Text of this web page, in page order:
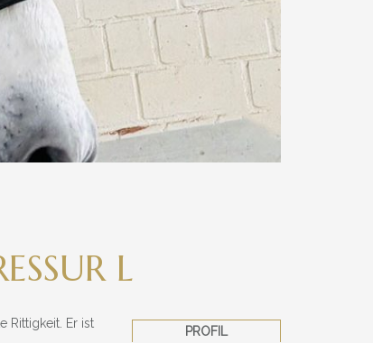
L
Rittigkeit. Er ist
PROFIL